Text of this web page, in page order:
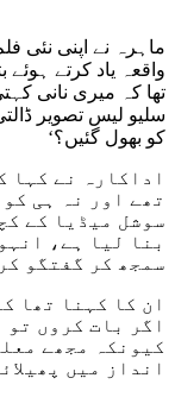
ماہرہ نے اپنی نئی
واقعہ
یاد کرتے ہوئے
تھا کہ میری نانی
سلیو لیس تصویر
کو بھول گئیں؟‘
اداکارہ
نے کہا
تھے اور نہ
ہی
سوشل میڈیا کے
بنا لیا
ہے ،
سمجھ کر گفتگو
ان کا کہنا تھا
اگر بات کروں تو
کیونکہ
مجھے
انداز میں